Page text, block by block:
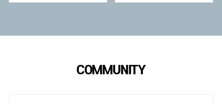
COMMUNITY